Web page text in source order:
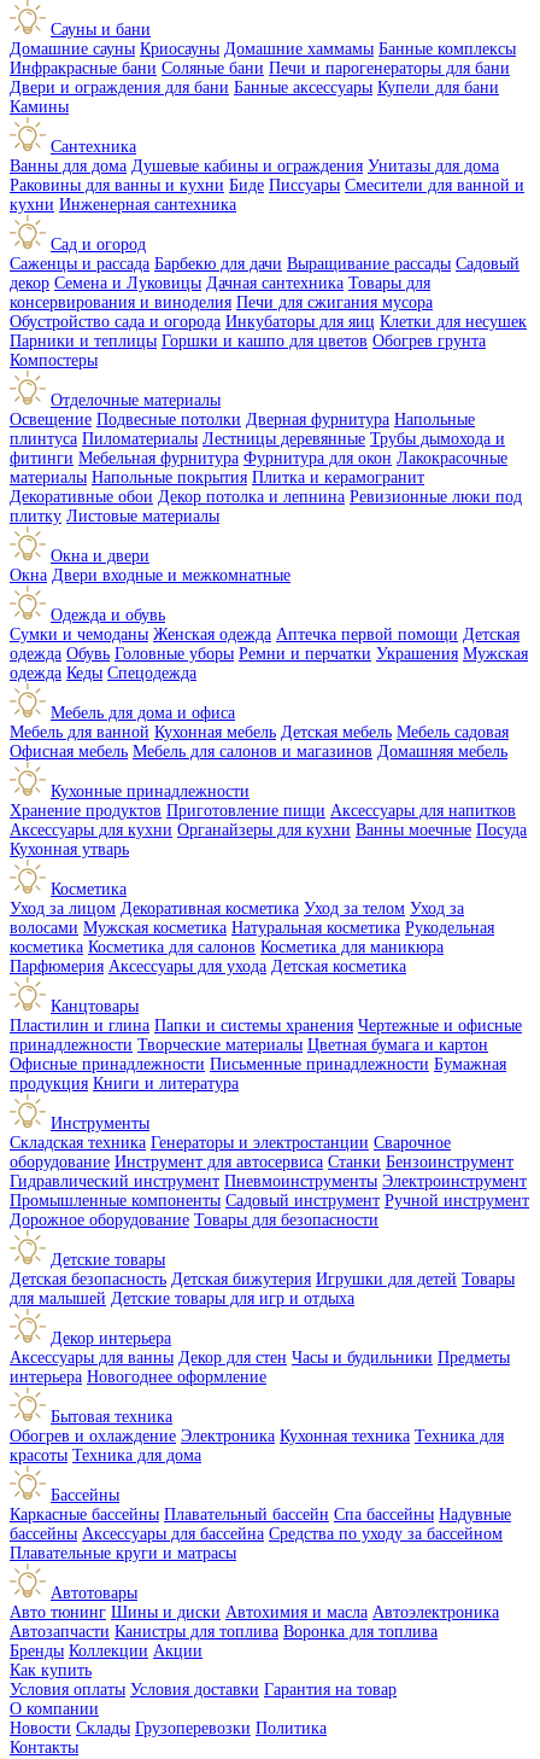
Сауны и бани
Домашние сауны Криосауны Домашние хаммамы Банные комплексы
Инфракрасные бани Соляные бани Печи и парогенераторы для бани
Двери и ограждения для бани Банные аксессуары Купели для бани
Камины
Сантехника
Ванны для дома Душевые кабины и ограждения Унитазы для дома
Раковины для ванны и кухни Биде Писсуары Смесители для ванной и
кухни Инженерная сантехника
Сад и огород
Саженцы и рассада Барбекю для дачи Выращивание рассады Садовый
декор Семена и Луковицы Дачная сантехника Товары для
консервирования и виноделия Печи для сжигания мусора
Обустройство сада и огорода Инкубаторы для яиц Клетки для несушек
Парники и теплицы Горшки и кашпо для цветов Обогрев грунта
Компостеры
Отделочные материалы
Освещение Подвесные потолки Дверная фурнитура Напольные
плинтуса Пиломатериалы Лестницы деревянные Трубы дымохода и
фитинги Мебельная фурнитура Фурнитура для окон Лакокрасочные
материалы Напольные покрытия Плитка и керамогранит
Декоративные обои Декор потолка и лепнина Ревизионные люки под
плитку Листовые материалы
Окна и двери
Окна Двери входные и межкомнатные
Одежда и обувь
Сумки и чемоданы Женская одежда Аптечка первой помощи Детская
одежда Обувь Головные уборы Ремни и перчатки Украшения Мужская
одежда Кеды Спецодежда
Мебель для дома и офиса
Мебель для ванной Кухонная мебель Детская мебель Мебель садовая
Офисная мебель Мебель для салонов и магазинов Домашняя мебель
Кухонные принадлежности
Хранение продуктов Приготовление пищи Аксессуары для напитков
Аксессуары для кухни Органайзеры для кухни Ванны моечные Посуда
Кухонная утварь
Косметика
Уход за лицом Декоративная косметика Уход за телом Уход за
волосами Мужская косметика Натуральная косметика Рукодельная
косметика Косметика для салонов Косметика для маникюра
Парфюмерия Аксессуары для ухода Детская косметика
Канцтовары
Пластилин и глина Папки и системы хранения Чертежные и офисные
принадлежности Творческие материалы Цветная бумага и картон
Офисные принадлежности Письменные принадлежности Бумажная
продукция Книги и литература
Инструменты
Складская техника Генераторы и электростанции Сварочное
оборудование Инструмент для автосервиса Станки Бензоинструмент
Гидравлический инструмент Пневмоинструменты Электроинструмент
Промышленные компоненты Садовый инструмент Ручной инструмент
Дорожное оборудование Товары для безопасности
Детские товары
Детская безопасность Детская бижутерия Игрушки для детей Товары
для малышей Детские товары для игр и отдыха
Декор интерьера
Аксессуары для ванны Декор для стен Часы и будильники Предметы
интерьера Новогоднее оформление
Бытовая техника
Обогрев и охлаждение Электроника Кухонная техника Техника для
красоты Техника для дома
Бассейны
Каркасные бассейны Плавательный бассейн Спа бассейны Надувные
бассейны Аксессуары для бассейна Средства по уходу за бассейном
Плавательные круги и матрасы
Автотовары
Авто тюнинг Шины и диски Автохимия и масла Автоэлектроника
Автозапчасти Канистры для топлива Воронка для топлива
Бренды Коллекции Акции
Как купить
Условия оплаты Условия доставки Гарантия на товар
О компании
Новости Склады Грузоперевозки Политика
Контакты